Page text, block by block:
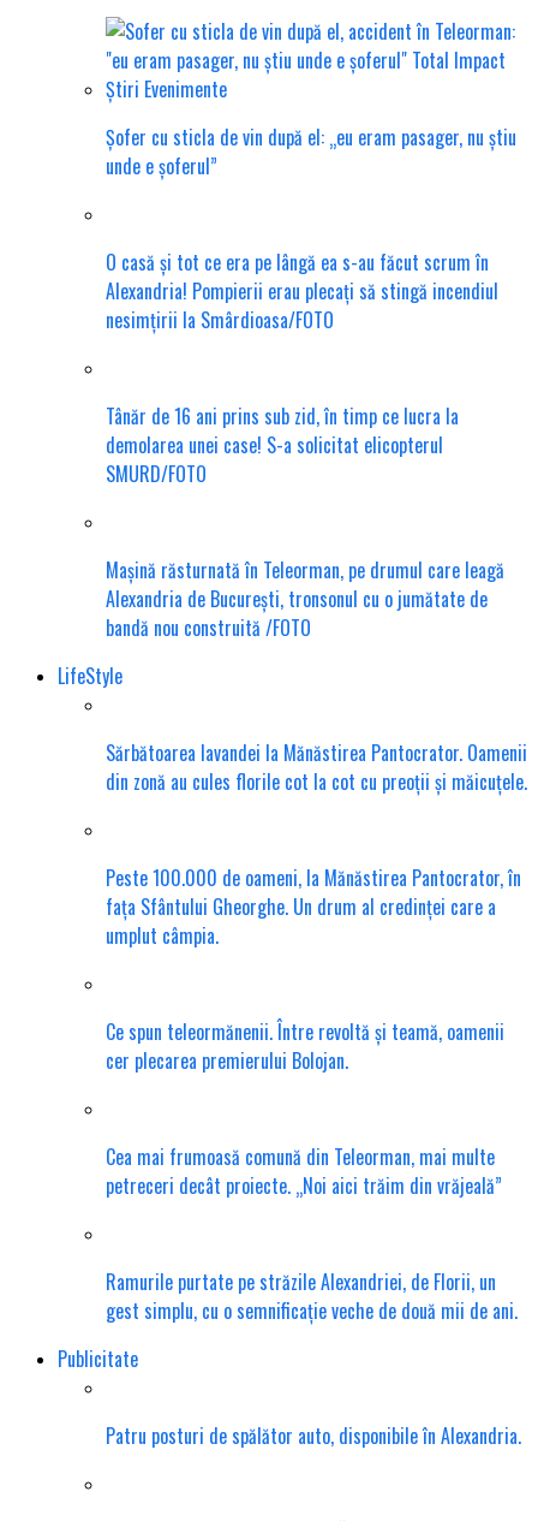
Șofer cu sticla de vin după el: „eu eram pasager, nu știu
unde e șoferul”
O casă și tot ce era pe lângă ea s-au făcut scrum în
Alexandria! Pompierii erau plecați să stingă incendiul
nesimțirii la Smârdioasa/FOTO
Tânăr de 16 ani prins sub zid, în timp ce lucra la
demolarea unei case! S-a solicitat elicopterul
SMURD/FOTO
Mașină răsturnată în Teleorman, pe drumul care leagă
Alexandria de București, tronsonul cu o jumătate de
bandă nou construită /FOTO
LifeStyle
Sărbătoarea lavandei la Mănăstirea Pantocrator. Oamenii
din zonă au cules florile cot la cot cu preoții și măicuțele.
Peste 100.000 de oameni, la Mănăstirea Pantocrator, în
fața Sfântului Gheorghe. Un drum al credinței care a
umplut câmpia.
Ce spun teleormănenii. Între revoltă și teamă, oamenii
cer plecarea premierului Bolojan.
Cea mai frumoasă comună din Teleorman, mai multe
petreceri decât proiecte. „Noi aici trăim din vrăjeală”
Ramurile purtate pe străzile Alexandriei, de Florii, un
gest simplu, cu o semnificație veche de două mii de ani.
Publicitate
Patru posturi de spălător auto, disponibile în Alexandria.